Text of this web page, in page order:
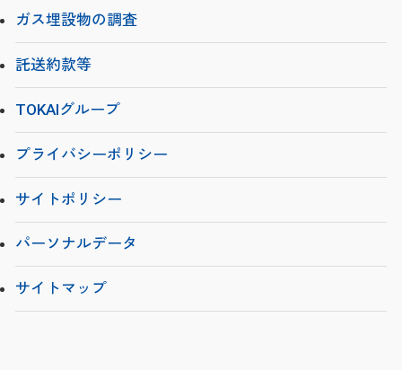
ガス埋設物の調査
託送約款等
TOKAIグループ
プライバシーポリシー
サイトポリシー
パーソナルデータ
サイトマップ